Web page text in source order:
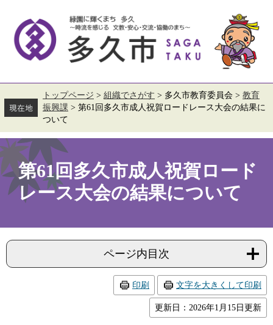
す。
し
文
トップページ > 組織でさがす > 多久市教育委員会 > 教育
振興課 > 第61回多久市成人祝賀ロードレース大会の結果に
ついて
本
文
第61回多久市成人祝賀ロード
レース大会の結果について
ページ内目次
印刷 文字を大きくして印刷
更新日：2026年1月15日更新